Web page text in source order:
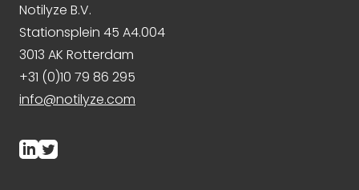
Notilyze B.V.
Stationsplein 45 A4.004
3013 AK Rotterdam
+31 (0)10 79 86 295
info@notilyze.com